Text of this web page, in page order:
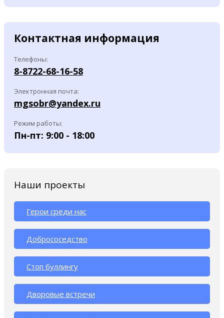
Контактная информация
Телефоны:
8-8722-68-16-58
Электронная почта:
mgsobr@yandex.ru
Режим работы:
Пн-пт: 9:00 - 18:00
Наши проекты
Герои среди нас
Добрососедство
Стоп буллингу
Дворовые встречи